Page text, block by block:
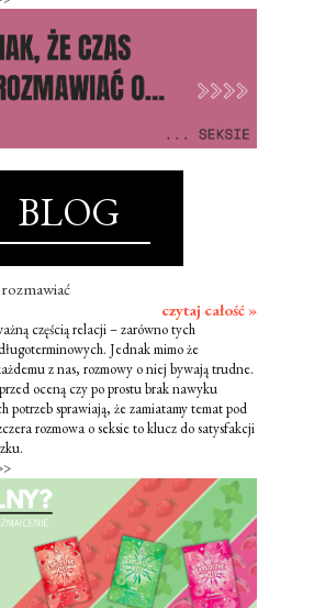
BLOG
czytaj całość »
częścią relacji – zarówno tych
Jednak mimo że
z nas, rozmowy o niej bywają trudne.
oceną czy po prostu brak nawyku
potrzeb sprawiają, że zamiatamy temat pod
rozmowa o seksie to klucz do satysfakcji